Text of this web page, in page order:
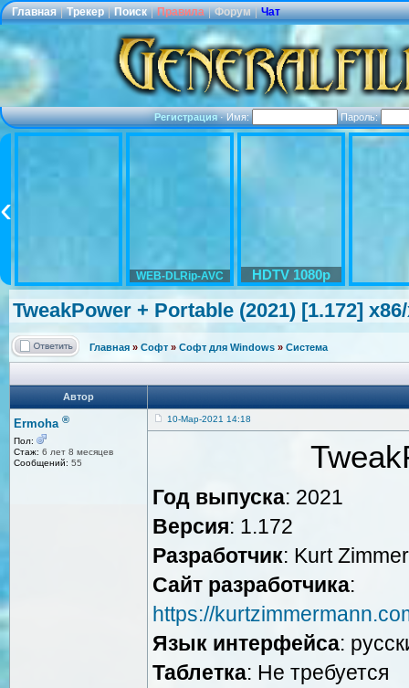
Главная | Трекер | Поиск | Правила | Форум | Чат
Регистрация·Имя: Пароль:
WEB-DLRip-AVC HDTV 1080p
TweakPower + Portable (2021) [1.172]
Главная » Софт » Софт для Windows » Система
Автор
Ermoha ®
Пол:
Стаж: 6 лет 8 месяцев
Сообщений: 55
10-Мар-2021 14:18
Год выпуска: 2021
Версия: 1.172
Разработчик: Kurt
Сайт разработчика:
https://
Язык интерфейса:
Таблетка: Не требуется